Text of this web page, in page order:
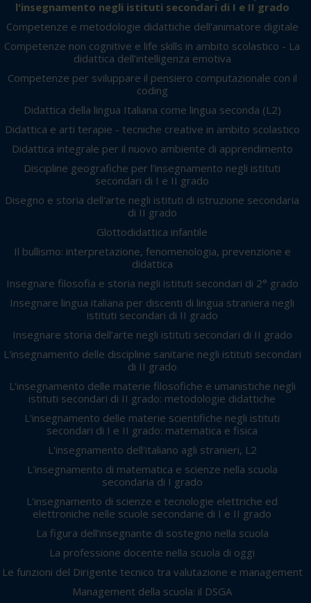
l'insegnamento negli istituti secondari di I e II grado
Competenze e metodologie didattiche dell'animatore digitale
Competenze non cognitive e life skills in ambito scolastico - La
didattica dell’intelligenza emotiva
Competenze per sviluppare il pensiero computazionale con il
coding
Didattica della lingua Italiana come lingua seconda (L2)
Didattica e arti terapie - tecniche creative in ambito scolastico
Didattica integrale per il nuovo ambiente di apprendimento
Discipline geografiche per l'insegnamento negli istituti
secondari di I e II grado
Disegno e storia dell'arte negli istituti di istruzione secondaria
di II grado
Glottodidattica infantile
Il bullismo: interpretazione, fenomenologia, prevenzione e
didattica
Insegnare filosofia e storia negli istituti secondari di 2° grado
Insegnare lingua italiana per discenti di lingua straniera negli
istituti secondari di II grado
Insegnare storia dell’arte negli istituti secondari di II grado
L'insegnamento delle discipline sanitarie negli istituti secondari
di II grado
L'insegnamento delle materie filosofiche e umanistiche negli
istituti secondari di II grado: metodologie didattiche
L'insegnamento delle materie scientifiche negli istituti
secondari di I e II grado: matematica e fisica
L'insegnamento dell'italiano agli stranieri, L2
L'insegnamento di matematica e scienze nella scuola
secondaria di I grado
L'insegnamento di scienze e tecnologie elettriche ed
elettroniche nelle scuole secondarie di I e II grado
La figura dell’insegnante di sostegno nella scuola
La professione docente nella scuola di oggi
Le funzioni del Dirigente tecnico tra valutazione e management
Management della scuola: il DSGA